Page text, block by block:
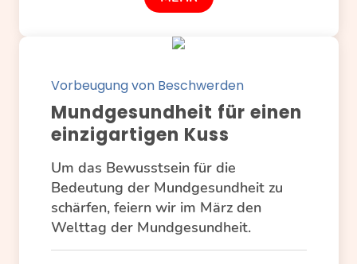
Vorbeugung von Beschwerden
Mundgesundheit für einen
einzigartigen Kuss
Um das Bewusstsein für die
Bedeutung der Mundgesundheit zu
schärfen, feiern wir im März den
Welttag der Mundgesundheit.